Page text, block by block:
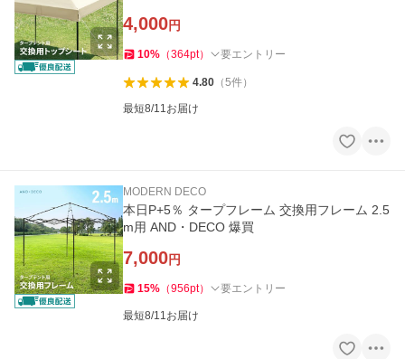
4,000円
10% （364pt） 要エントリー
4.80（5件）
最短8/11お届け
MODERN DECO
本日P+5％ タープフレーム 交換用フレーム 2.5
m用 AND・DECO 爆買
7,000円
15% （956pt） 要エントリー
最短8/11お届け